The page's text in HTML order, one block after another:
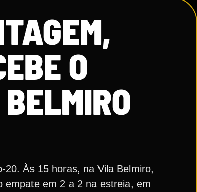
O
Às 15 horas, na Vila Belmiro,
empate em 2 a 2 na estreia, em